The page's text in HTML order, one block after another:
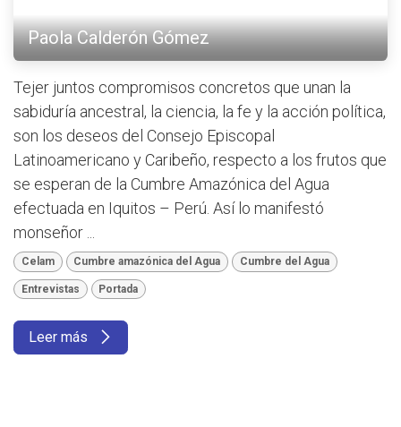
Paola Calderón Gómez
Tejer juntos compromisos concretos que unan la
sabiduría ancestral, la ciencia, la fe y la acción política,
son los deseos del Consejo Episcopal
Latinoamericano y Caribeño, respecto a los frutos que
se esperan de la Cumbre Amazónica del Agua
efectuada en Iquitos – Perú. Así lo manifestó
monseñor ...
Celam Cumbre amazónica del Agua Cumbre del Agua
Entrevistas Portada
Leer más